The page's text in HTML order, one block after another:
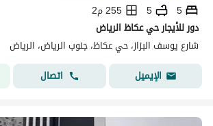
5
5
255 م2
دور للأيجار حي عكاظ الرياض
شارع يوسف البزاز، حي عكاظ، جنوب الرياض، الرياض
الإيميل
اتصال